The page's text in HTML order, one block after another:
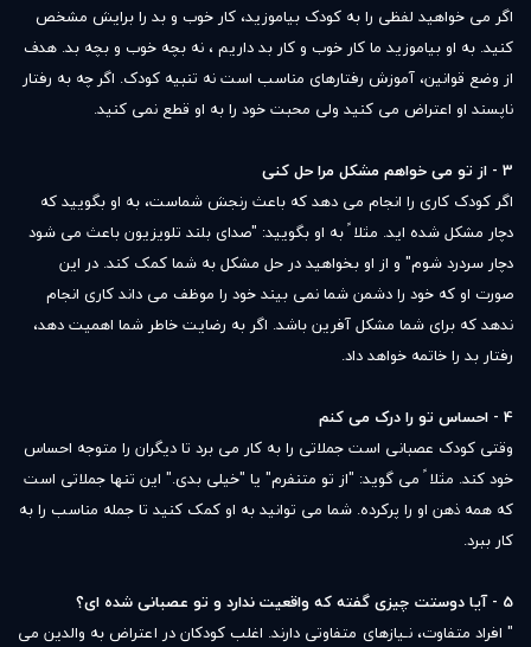
اگر می خواهید لفظی را به کودک بیاموزید، کار خوب و بد را برایش مشخص
کنید. به او بیاموزید ما کار خوب و کار بد داریم ، نه بچه خوب و بچه بد. هدف
از وضع قوانین، آموزش رفتارهای مناسب است نه تنبیه کودک. اگر چه به رفتار
ناپسند او اعتراض می کنید ولی محبت خود را به او قطع نمی کنید.
3 - از تو می خواهم مشکل مرا حل کنی
اگر کودک کاری را انجام می دهد که باعث رنجش شماست، به او بگویید که
دچار مشکل شده اید. مثلا ً به او بگویید: "صدای بلند تلویزیون باعث می شود
دچار سردرد شوم" و از او بخواهید در حل مشکل به شما کمک کند. در این
صورت او که خود را دشمن شما نمی بیند خود را موظف می داند کاری انجام
ندهد که برای شما مشکل آفرین باشد. اگر به رضایت خاطر شما اهمیت دهد،
رفتار بد را خاتمه خواهد داد.
4 - احساس تو را درک می کنم
وقتی کودک عصبانی است جملاتی را به کار می برد تا دیگران را متوجه احساس
خود کند. مثلا ً می گوید: "از تو متنفرم" یا "خیلی بدی." این تنها جملاتی است
که همه ذهن او را پرکرده. شما می توانید به او کمک کنید تا جمله مناسب را به
کار ببرد.
5 - آیا دوستت چیزی گفته که واقعیت ندارد و تو عصبانی شده ای؟
" افراد متفاوت، نـیازهای متفاوتی دارند. اغلب کودکان در اعتراض به والدین می